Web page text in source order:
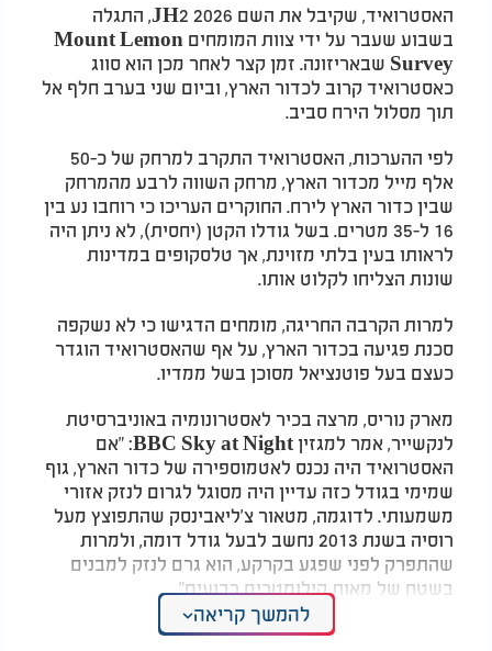
האסטרואיד, שקיבל את השם 2026 JH2, התגלה
בשבוע שעבר על ידי צוות המומחים Mount Lemon
Survey שבאריזונה. זמן קצר לאחר מכן הוא סווג
כאסטרואיד קרוב לכדור הארץ, וביום שני בערב חלף אל
תוך מסלול הירח סביב.
לפי ההערכות, האסטרואיד התקרב למרחק של כ-50
אלף מייל מכדור הארץ, מרחק השווה לרבע מהמרחק
שבין כדור הארץ לירח. החוקרים העריכו כי רוחבו נע בין
16 ל-35 מטרים. בשל גודלו הקטן (יחסית), לא ניתן היה
לראותו בעין בלתי מזוינת, אך טלסקופים במדינות
שונות הצליחו לקלוט אותו.
למרות הקרבה החריגה, מומחים הדגישו כי לא נשקפה
סכנת פגיעה בכדור הארץ, על אף שהאסטרואיד הוגדר
כעצם בעל פוטנציאל מסוכן בשל ממדיו.
מארק נוריס, מרצה בכיר לאסטרונומיה באוניברסיטת
לנקשייר, אמר למגזין BBC Sky at Night: "אם
האסטרואיד היה נכנס לאטמוספירה של כדור הארץ, גוף
שמימי בגודל כזה עדיין היה מסוגל לגרום לנזק אזורי
משמעותי. לדוגמה, מטאור צ'ליאבינסק שהתפוצץ מעל
רוסיה בשנת 2013 נחשב לבעל גודל דומה, ולמרות
שהתפרק לפני שפגע בקרקע, הוא גרם לנזק למבנים
בשטח של מאות קילומטרים רבועים".
לדבריו, חובבי אסטרונומיה בחצי הכדור הצפוני התקשו
להמשך קריאה